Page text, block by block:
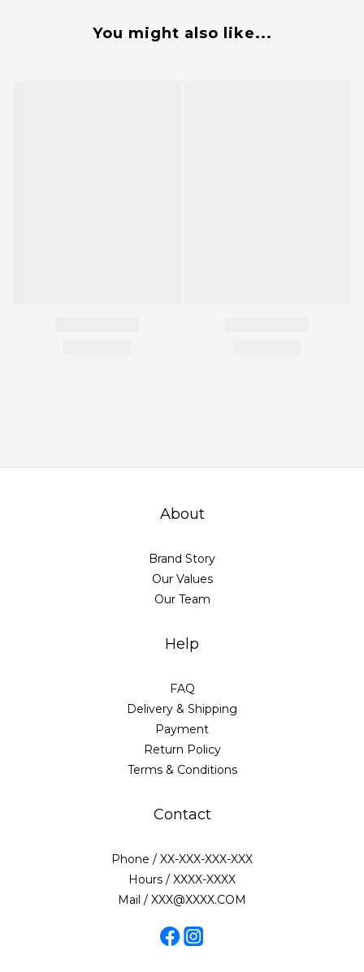
You might also like...
About
Brand Story
Our Values
Our Team
Help
FAQ
Delivery & Shipping
Payment
Return Policy
Terms & Conditions
Contact
Phone / XX-XXX-XXX-XXX
Hours / XXXX-XXXX
Mail / XXX@XXXX.COM